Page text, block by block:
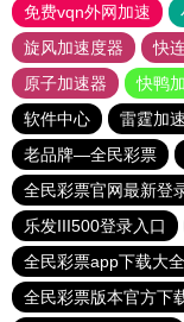
免费vqn外网加速
旋风加速度器
快
原子加速器
快鸭
软件中心
雷霆加速
老品牌—全民彩票
全民彩票官网最新登
乐发III500登录入口
全民彩票app下载大全
全民彩票版本官方下